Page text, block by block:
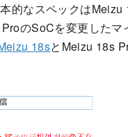
的なスペックは
のSoCを変更した
18sとMeizu 18s